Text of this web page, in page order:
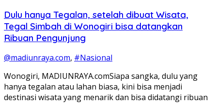
Dulu hanya Tegalan, setelah dibuat Wisata,
Tegal Simbah di Wonogiri bisa datangkan
Ribuan Pengunjung
@madiunraya.com, #Nasional
Wonogiri, MADIUNRAYA.comSiapa sangka, dulu yang
hanya tegalan atau lahan biasa, kini bisa menjadi
destinasi wisata yang menarik dan bisa didatangi ribuan